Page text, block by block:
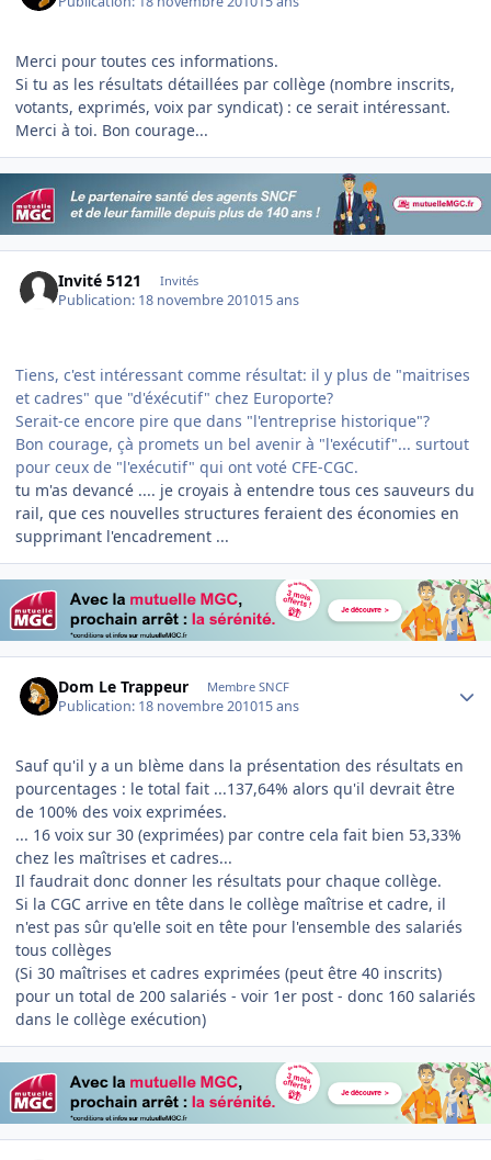
Merci pour toutes ces informations.
Si tu as les résultats détaillées par collège (nombre inscrits,
votants, exprimés, voix par syndicat) : ce serait intéressant.
Merci à toi. Bon courage...
Invité 5121 Invités
Publication: 18 novembre 201015 ans
Tiens, c'est intéressant comme résultat: il y plus de "maitrises
et cadres" que "d'éxécutif" chez Europorte?
Serait-ce encore pire que dans "l'entreprise historique"?
Bon courage, çà promets un bel avenir à "l'exécutif"... surtout
pour ceux de "l'exécutif" qui ont voté CFE-CGC.
tu m'as devancé .... je croyais à entendre tous ces sauveurs du
rail, que ces nouvelles structures feraient des économies en
supprimant l'encadrement ...
Dom Le Trappeur Membre SNCF
Publication: 18 novembre 201015 ans
Sauf qu'il y a un blème dans la présentation des résultats en
pourcentages : le total fait ...137,64% alors qu'il devrait être
de 100% des voix exprimées.
... 16 voix sur 30 (exprimées) par contre cela fait bien 53,33%
chez les maîtrises et cadres...
Il faudrait donc donner les résultats pour chaque collège.
Si la CGC arrive en tête dans le collège maîtrise et cadre, il
n'est pas sûr qu'elle soit en tête pour l'ensemble des salariés
tous collèges
(Si 30 maîtrises et cadres exprimées (peut être 40 inscrits)
pour un total de 200 salariés - voir 1er post - donc 160 salariés
dans le collège exécution)